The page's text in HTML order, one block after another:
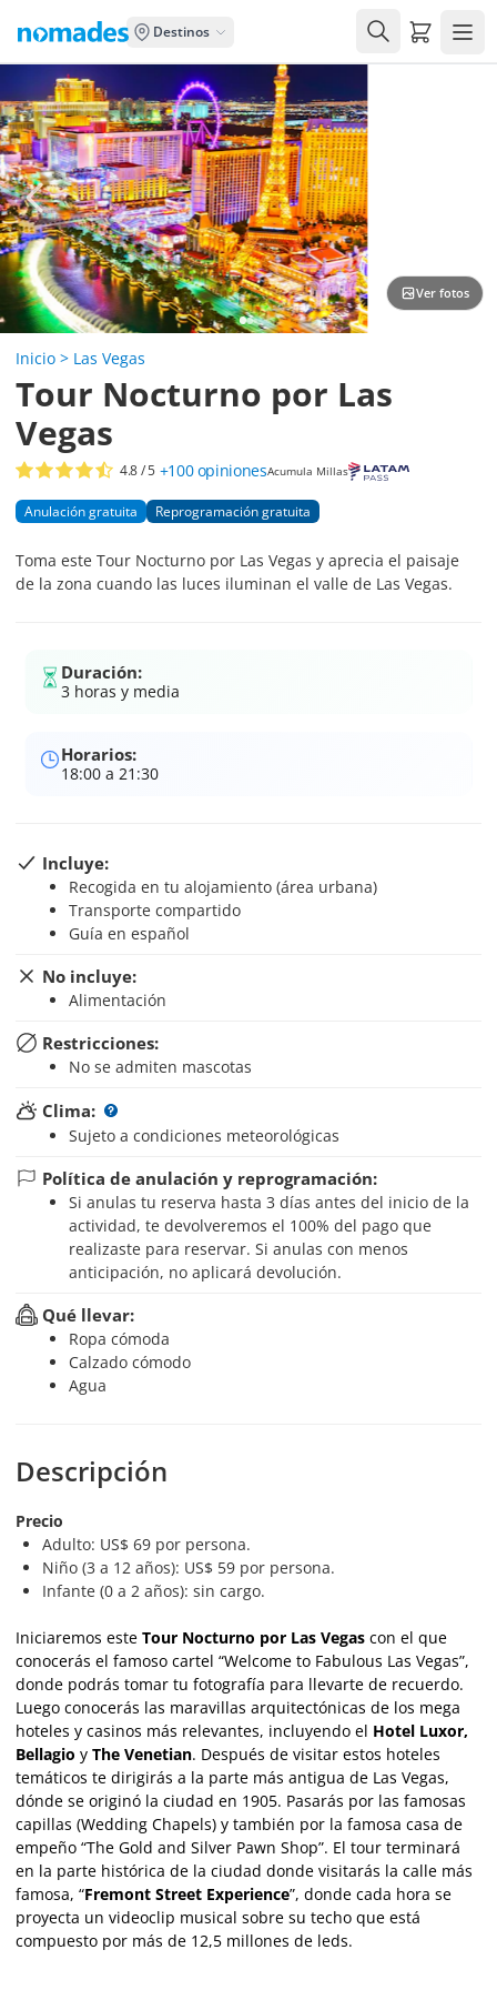
Destinos Carrito
Ver fotos
Inicio > Las Vegas
Tour Nocturno por Las
Vegas
4.8/ 5 +100 opinionesAcumula Millas
Anulación gratuita Reprogramación gratuita
Toma este Tour Nocturno por Las Vegas y aprecia el paisaje
de la zona cuando las luces iluminan el valle de Las Vegas.
Duración:
3 horas y media
Horarios:
18:00 a 21:30
Incluye:
Recogida en tu alojamiento (área urbana)
Transporte compartido
Guía en español
No incluye:
Alimentación
Restricciones:
No se admiten mascotas
Clima:
Sujeto a condiciones meteorológicas
Política de anulación y reprogramación:
Si anulas tu reserva hasta 3 días antes del inicio de la
actividad, te devolveremos el 100% del pago que
realizaste para reservar. Si anulas con menos
anticipación, no aplicará devolución.
Qué llevar:
Ropa cómoda
Calzado cómodo
Agua
Descripción
Precio
Adulto: US$ 69 por persona.
Niño (3 a 12 años): US$ 59 por persona.
Infante (0 a 2 años): sin cargo.
Iniciaremos este Tour Nocturno por Las Vegas con el que
conocerás el famoso cartel “Welcome to Fabulous Las Vegas”,
donde podrás tomar tu fotografía para llevarte de recuerdo.
Luego conocerás las maravillas arquitectónicas de los mega
hoteles y casinos más relevantes, incluyendo el Hotel Luxor,
Bellagio y The Venetian. Después de visitar estos hoteles
temáticos te dirigirás a la parte más antigua de Las Vegas,
dónde se originó la ciudad en 1905. Pasarás por las famosas
capillas (Wedding Chapels) y también por la famosa casa de
empeño “The Gold and Silver Pawn Shop”. El tour terminará
en la parte histórica de la ciudad donde visitarás la calle más
famosa, “Fremont Street Experience”, donde cada hora se
proyecta un videoclip musical sobre su techo que está
compuesto por más de 12,5 millones de leds.